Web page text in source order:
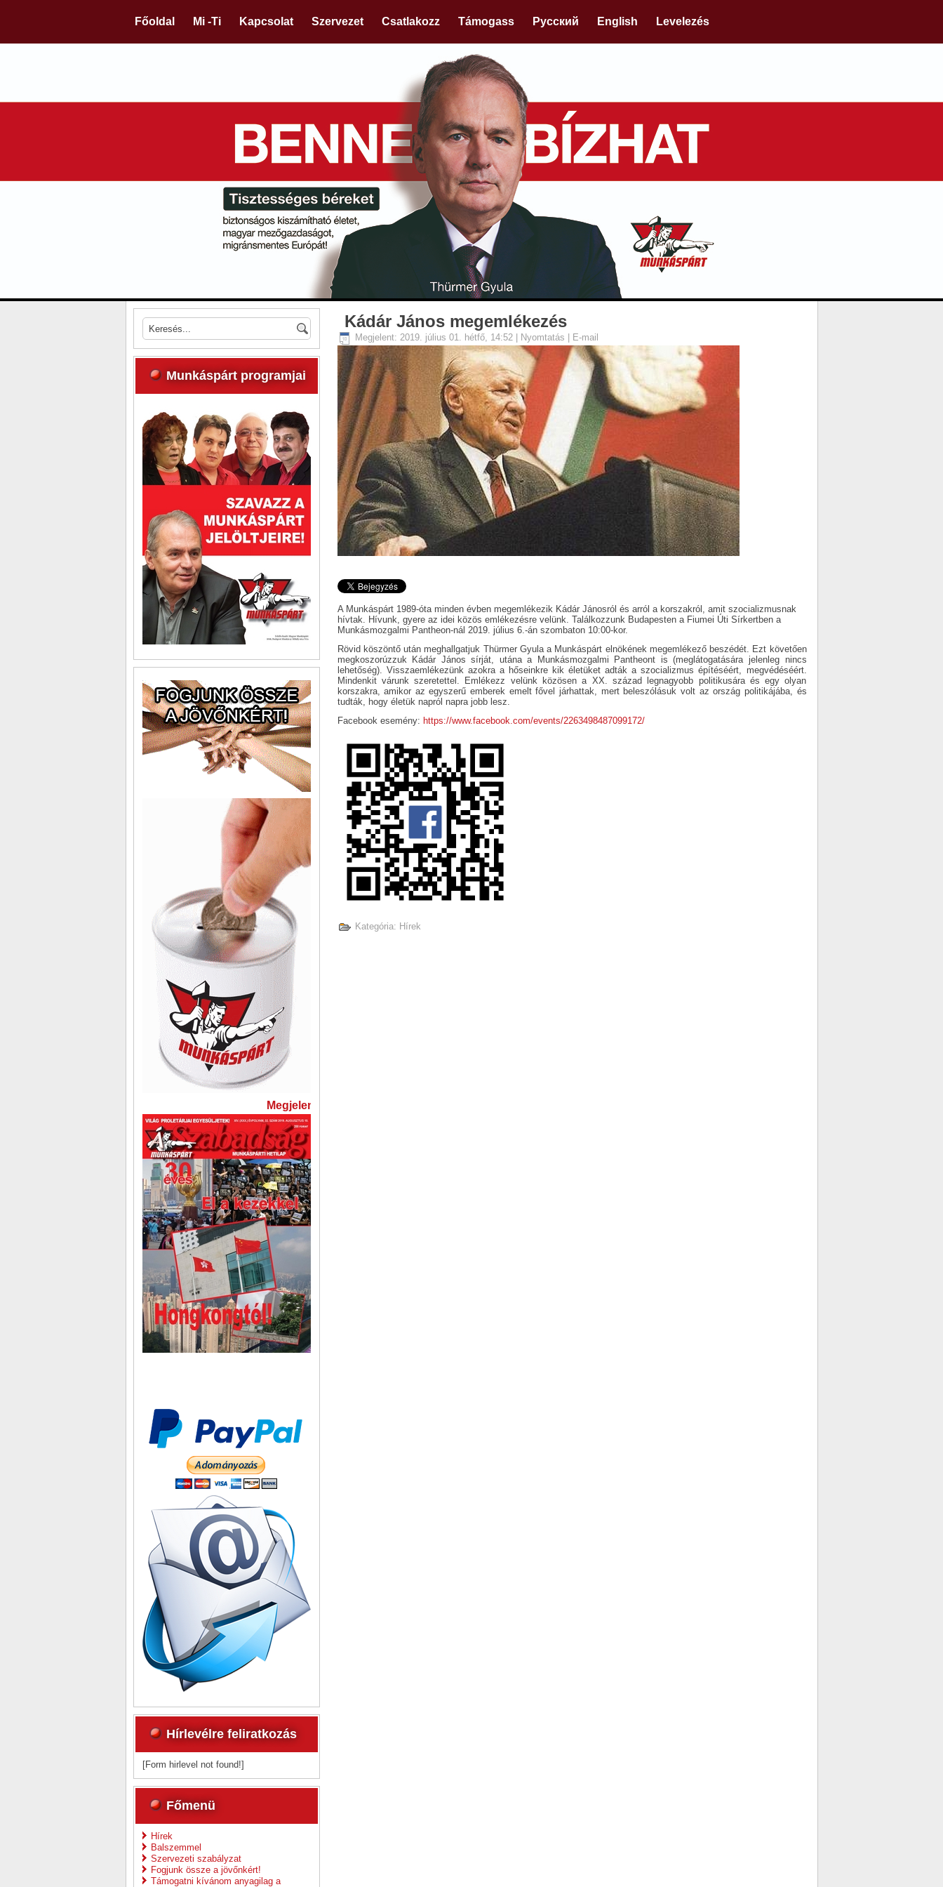
Főoldal Mi -Ti Kapcsolat Szervezet Csatlakozz Támogass Русский English Levelezés
Munkáspárt programjai
Megjelent A Szabadság legújabb száma:
Hírlevélre feliratkozás
[Form hirlevel not found!]
Főmenü
Hírek
Balszemmel
Szervezeti szabályzat
Fogjunk össze a jövőnkért!
Támogatni kívánom anyagilag a
Kádár János megemlékezés
Megjelent: 2019. július 01. hétfő, 14:52| Nyomtatás E-mail
A Munkáspárt 1989-óta minden évben megemlékezik Kádár Jánosról és arról a korszakról, amit szocializmusnak
hívtak. Hívunk, gyere az idei közös emlékezésre velünk. Találkozzunk Budapesten a Fiumei Úti Sírkertben a
Munkásmozgalmi Pantheon-nál 2019. július 6.-án szombaton 10:00-kor.
Rövid köszöntő után meghallgatjuk Thürmer Gyula a Munkáspárt elnökének megemlékező beszédét. Ezt követően
megkoszorúzzuk Kádár János sírját, utána a Munkásmozgalmi Pantheont is (meglátogatására jelenleg nincs
lehetőség). Visszaemlékezünk azokra a hőseinkre kik életüket adták a szocializmus építéséért, megvédéséért.
Mindenkit várunk szeretettel. Emlékezz velünk közösen a XX. század legnagyobb politikusára és egy olyan
korszakra, amikor az egyszerű emberek emelt fővel járhattak, mert beleszólásuk volt az ország politikájába, és
tudták, hogy életük napról napra jobb lesz.
Facebook esemény: https://www.facebook.com/events/2263498487099172/
Kategória: Hírek